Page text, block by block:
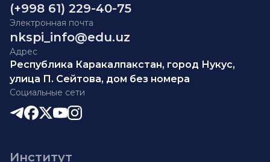
(+998 61) 229-40-75
Электронная почта
nkspi_info@edu.uz
Адрес
Республика Каракалпакстан, город Нукус,
улица П. Сейтова, дом без номера
Социальные сети
Институт